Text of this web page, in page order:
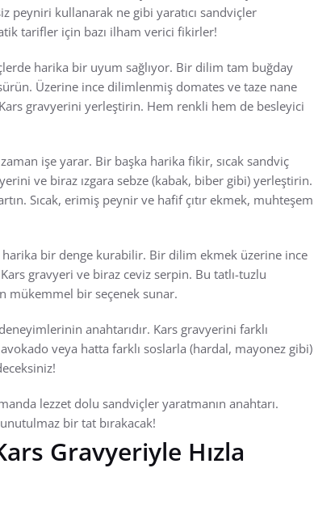
peyniri kullanarak ne gibi yaratıcı sandviçler
tarifler için bazı ilham verici fikirler!
harika bir uyum sağlıyor. Bir dilim tam buğday
Üzerine ince dilimlenmiş domates ve taze nane
gravyerini yerleştirin. Hem renkli hem de besleyici
işe yarar. Bir başka harika fikir, sıcak sandviç
ve biraz ızgara sebze (kabak, biber gibi) yerleştirin.
Sıcak, erimiş peynir ve hafif çıtır ekmek, muhteşem
bir denge kurabilir. Bir dilim ekmek üzerine ince
gravyeri ve biraz ceviz serpin. Bu tatlı-tuzlu
mükemmel bir seçenek sunar.
anahtarıdır. Kars gravyerini farklı
veya hatta farklı soslarla (hardal, mayonez gibi)
lezzet dolu sandviçler yaratmanın anahtarı.
bir tat bırakacak!
Gravyeriyle Hızla